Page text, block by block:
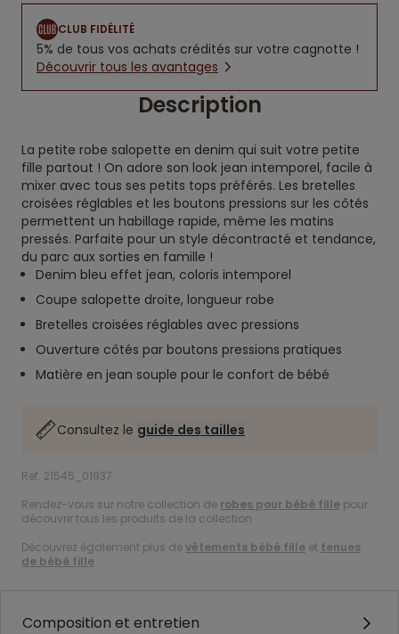
CLUB FIDÉLITÉ
5% de tous vos achats crédités sur votre cagnotte !
Découvrir tous les avantages
Description
La petite robe salopette en denim qui suit votre petite
fille partout ! On adore son look jean intemporel, facile à
mixer avec tous ses petits tops préférés. Les bretelles
croisées réglables et les boutons pressions sur les côtés
permettent un habillage rapide, même les matins
pressés. Parfaite pour un style décontracté et tendance,
du parc aux sorties en famille !
Denim bleu effet jean, coloris intemporel
Coupe salopette droite, longueur robe
Bretelles croisées réglables avec pressions
Ouverture côtés par boutons pressions pratiques
Matière en jean souple pour le confort de bébé
Consultez le guide des tailles
Ref. 21545_01937
Rendez-vous sur notre collection de robes pour bébé fille pour
découvrir tous les produits de la collection.
Découvrez également plus devêtements bébé fille et tenues
de bébé fille.
Composition et entretien